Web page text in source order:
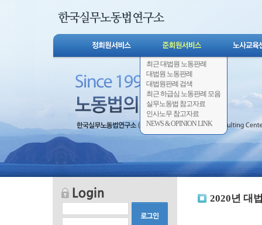
최근 대법원 노동판례
대법원 노동판례
대법원판례 검색
최근 하급심 노동판례 모음
실무노동법 참고자료
인사노무 참고자료
NEWS & OPINION LINK
2020년 대